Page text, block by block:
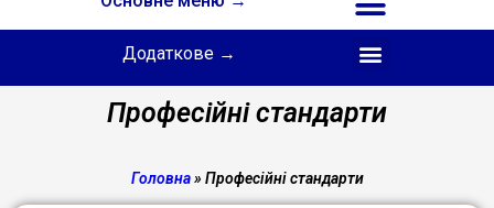
Додаткове →
Професійні стандарти
Головна» Професійні стандарти